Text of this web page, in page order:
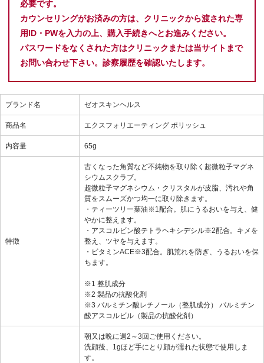
必要です。
カウンセリングがお済みの方は、クリニックから渡された専
用ID・PWを入力の上、購入手続きへとお進みください。
パスワードをなくされた方はクリニックまたは当サイトまで
お問い合わせ下さい。診察履歴を確認いたします。
ブランド名 ゼオスキンヘルス
商品名 エクスフォリエーティング ポリッシュ
内容量 65g
特徴
古くなった角質など不純物を取り除く超微粒子マグネ
シウムスクラブ。
超微粒子マグネシウム・クリスタルが皮脂、汚れや角
質をスムーズかつ均一に取り除きます。
・ティーツリー葉油※1配合。肌にうるおいを与え、健
やかに整えます。
・アスコルビン酸テトラヘキシデシル※2配合。キメを
整え、ツヤを与えます。
・ビタミンACE※3配合。肌荒れを防ぎ、うるおいを保
ちます。
※1 整肌成分
※2 製品の抗酸化剤
※3 パルミチン酸レチノール（整肌成分） パルミチン
酸アスコルビル（製品の抗酸化剤）
朝又は晩に週2～3回ご使用ください。
洗顔後、1gほど手にとり顔が濡れた状態で使用しま
す。